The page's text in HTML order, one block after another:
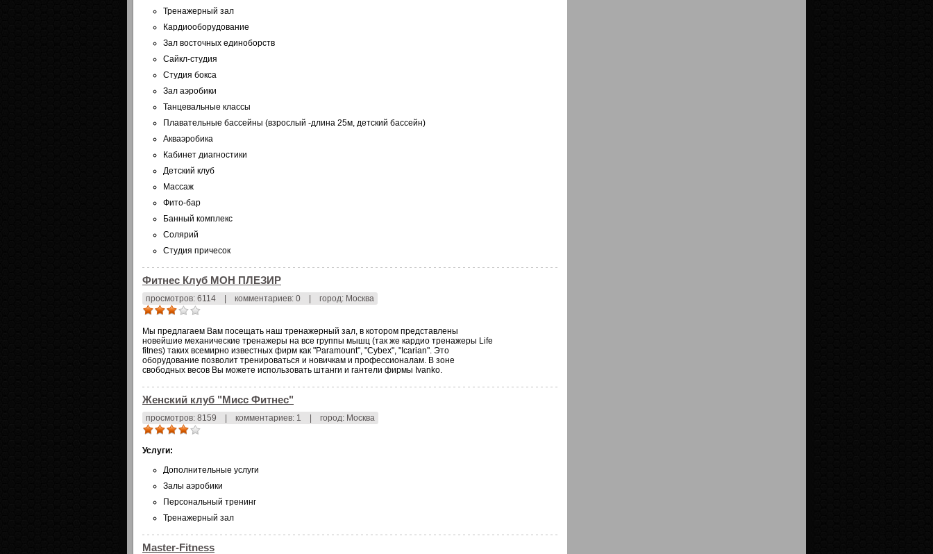
Тренажерный зал
Кардиооборудование
Зал восточных единоборств
Сайкл-студия
Студия бокса
Зал аэробики
Танцевальные классы
Плавательные бассейны (взрослый -длина 25м, детский бассейн)
Акваэробика
Кабинет диагностики
Детский клуб
Массаж
Фито-бар
Банный комплекс
Солярий
Студия причесок
Фитнес Клуб МОН ПЛЕЗИР
просмотров: 6114 комментариев: 0 город: Москва
Мы предлагаем Вам посещать наш тренажерный зал, в котором представлены
новейшие механические тренажеры на все группы мышц (так же кардио тренажеры Life
fitnes) таких всемирно известных фирм как "Paramount", "Cybex", "Icarian". Это
оборудование позволит тренироваться и новичкам и профессионалам. В зоне
свободных весов Вы можете использовать штанги и гантели фирмы Ivanko.
Женский клуб "Мисс Фитнес"
просмотров: 8159 комментариев: 1 город: Москва
Услуги:
Дополнительные услуги
Залы аэробики
Персональный тренинг
Тренажерный зал
Master-Fitness